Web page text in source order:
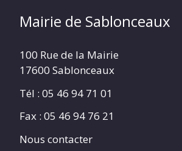
Mairie de Sablonceaux
100 Rue de la Mairie
17600 Sablonceaux
Tél : 05 46 94 71 01
Fax : 05 46 94 76 21
Nous contacter